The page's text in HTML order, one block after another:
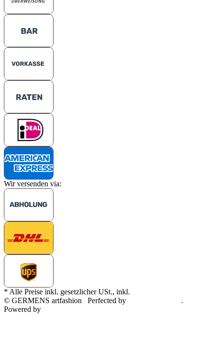
Wir versenden via:
* Alle Preise inkl. gesetzlicher USt., inkl.
© GERMENS artfashion
Perfected by
.
Powered by